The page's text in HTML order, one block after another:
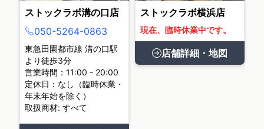
ストックラボ溝の口店
050-5264-0863
東急田園都市線 溝の口駅
より徒歩3分
営業時間：11:00 - 20:00
定休日：なし（臨時休業・
年末年始を除く）
取扱商材: すべて
ストックラボ横浜店
現在、臨時休業中です。
店舗詳細・地図